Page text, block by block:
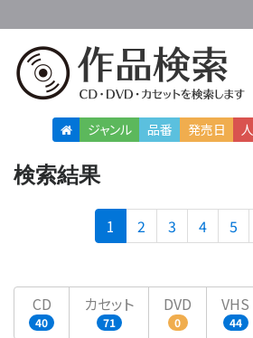
ジャンル 品番 発売日
検索結果
1 (current)
2 3 4 5
CD
40
カセット
71
DVD
0
VHS
44